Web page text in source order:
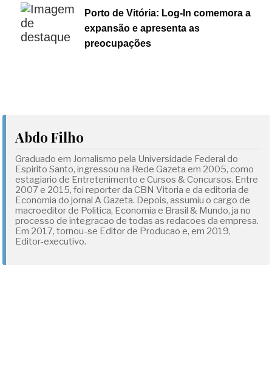
Porto de Vitória: Log-In comemora a
expansão e apresenta as
preocupações
Abdo Filho
Graduado em Jornalismo pela Universidade Federal do
Espirito Santo, ingressou na Rede Gazeta em 2005, como
estagiario de Entretenimento e Cursos & Concursos. Entre
2007 e 2015, foi reporter da CBN Vitoria e da editoria de
Economia do jornal A Gazeta. Depois, assumiu o cargo de
macroeditor de Politica, Economia e Brasil & Mundo, ja no
processo de integracao de todas as redacoes da empresa.
Em 2017, tornou-se Editor de Producao e, em 2019,
Editor-executivo.